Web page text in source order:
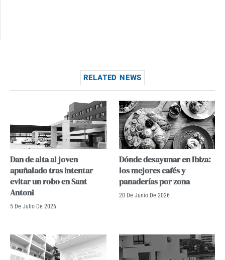
RELATED NEWS
Dan de alta al joven
apuñalado tras intentar
evitar un robo en Sant
Antoni
5 De Julio De 2026
Dónde desayunar en Ibiza:
los mejores cafés y
panaderías por zona
20 De Junio De 2026